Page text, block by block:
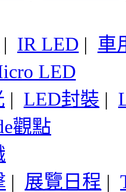
| IR LED | 車
LED
| LED封裝 |
觀點
| 展覽日程 |